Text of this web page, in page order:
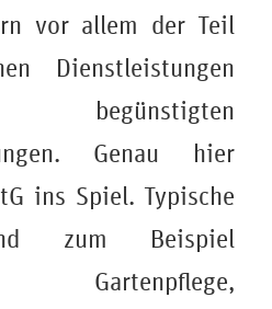
vor allem der Teil
Dienstleistungen
Genau hier
ins Spiel. Typische
zum Beispiel